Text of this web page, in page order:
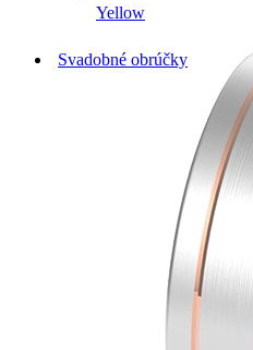
Svadobné obrúčky
Yellow